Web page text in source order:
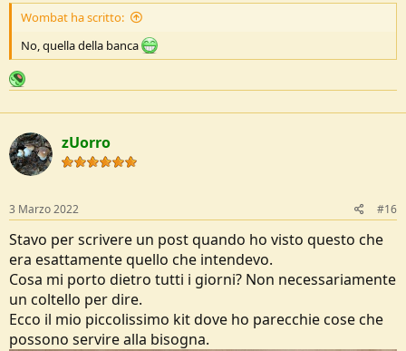
Wombat ha scritto:
No, quella della banca
zUorro
3 Marzo 2022 #16
Stavo per scrivere un post quando ho visto questo che
era esattamente quello che intendevo.
Cosa mi porto dietro tutti i giorni? Non necessariamente
un coltello per dire.
Ecco il mio piccolissimo kit dove ho parecchie cose che
possono servire alla bisogna.